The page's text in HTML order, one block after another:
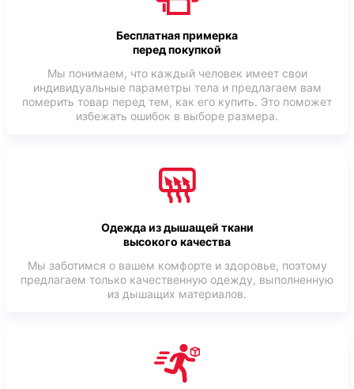
Бесплатная примерка
перед покупкой
Мы понимаем, что каждый человек имеет свои
индивидуальные параметры тела и предлагаем вам
померить товар перед тем, как его купить. Это поможет
избежать ошибок в выборе размера.
Одежда из дышащей ткани
высокого качества
Мы заботимся о вашем комфорте и здоровье, поэтому
предлагаем только качественную одежду, выполненную
из дышащих материалов.